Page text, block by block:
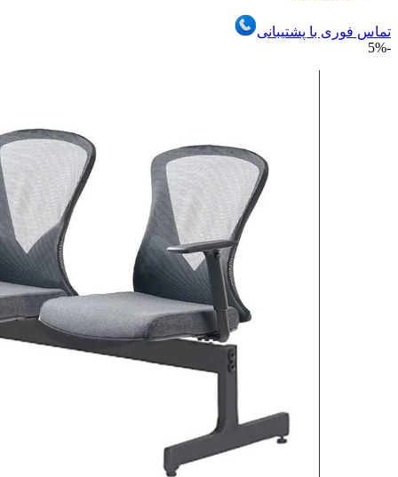
تماس فوری با پشتیبانی
-5%